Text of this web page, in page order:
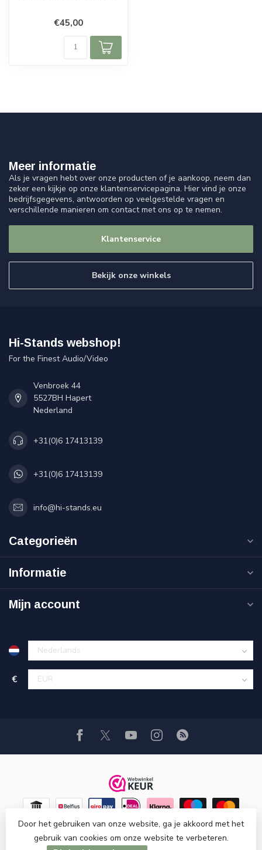
€45,00
Meer informatie
Als je vragen hebt over onze producten of je aankoop, neem dan
zeker een kijkje op onze klantenservicepagina. Hier vind je onze
bedrijfsgegevens, antwoorden op veelgestelde vragen en
verschillende manieren om contact met ons op te nemen.
Klantenservice
Bekijk onze winkels
Hi-Stands webshop!
For the Finest Audio/Video
Venbroek 44
5527BH Hapert
Nederland
+31(0)6 17413139
+31(0)6 17413139
info@hi-stands.eu
Categorieën
Informatie
Mijn account
€
Door het gebruiken van onze website, ga je akkoord met het
gebruik van cookies om onze website te verbeteren.